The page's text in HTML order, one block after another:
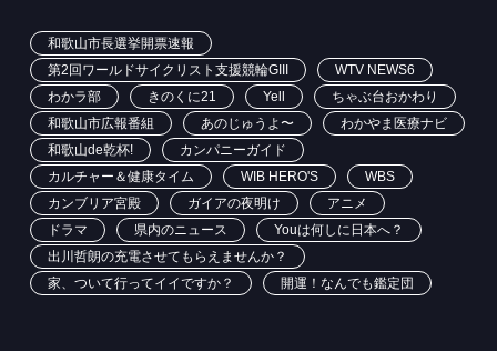
和歌山市長選挙開票速報
第2回ワールドサイクリスト支援競輪GIII
WTV NEWS6
わかラ部
きのくに21 Yell
ちゃぶ台おかわり
和歌山市広報番組
あのじゅうよ〜
わかやま医療ナビ
和歌山de乾杯!
カンパニーガイド
カルチャー＆健康タイム
WIB HERO'S
WBS
カンブリア宮殿
ガイアの夜明け
アニメ
ドラマ
県内のニュース
Youは何しに日本へ？
出川哲朗の充電させてもらえませんか？
家、ついて行ってイイですか？
開運！なんでも鑑定団